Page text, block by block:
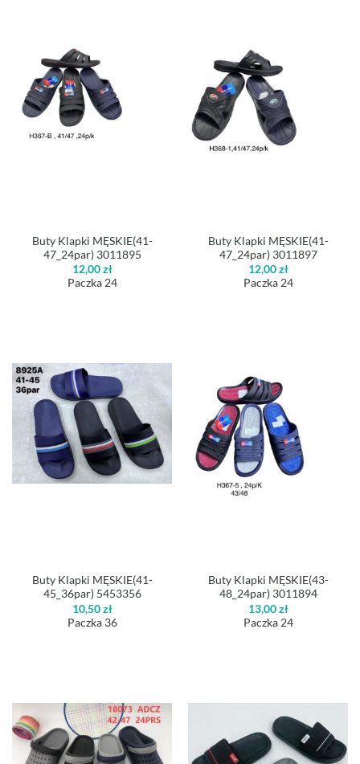
Buty Klapki MĘSKIE(41-
47_24par) 3011895
12,00zł
Paczka 24
Buty Klapki MĘSKIE(41-
47_24par) 3011897
12,00zł
Paczka 24
Buty Klapki MĘSKIE(41-
45_36par) 5453356
10,50zł
Paczka 36
Buty Klapki MĘSKIE(43-
48_24par) 3011894
13,00zł
Paczka 24